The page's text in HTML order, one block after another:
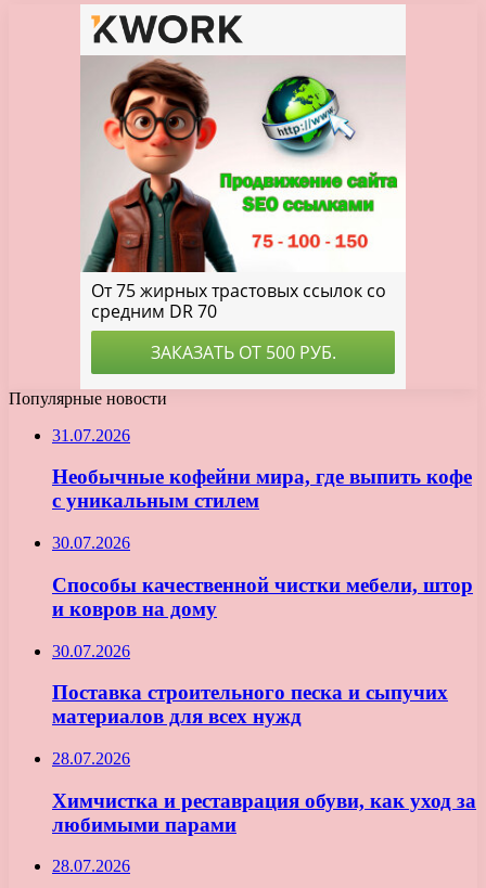
Популярные новости
31.07.2026
Необычные кофейни мира, где выпить кофе
с уникальным стилем
30.07.2026
Способы качественной чистки мебели, штор
и ковров на дому
30.07.2026
Поставка строительного песка и сыпучих
материалов для всех нужд
28.07.2026
Химчистка и реставрация обуви, как уход за
любимыми парами
28.07.2026